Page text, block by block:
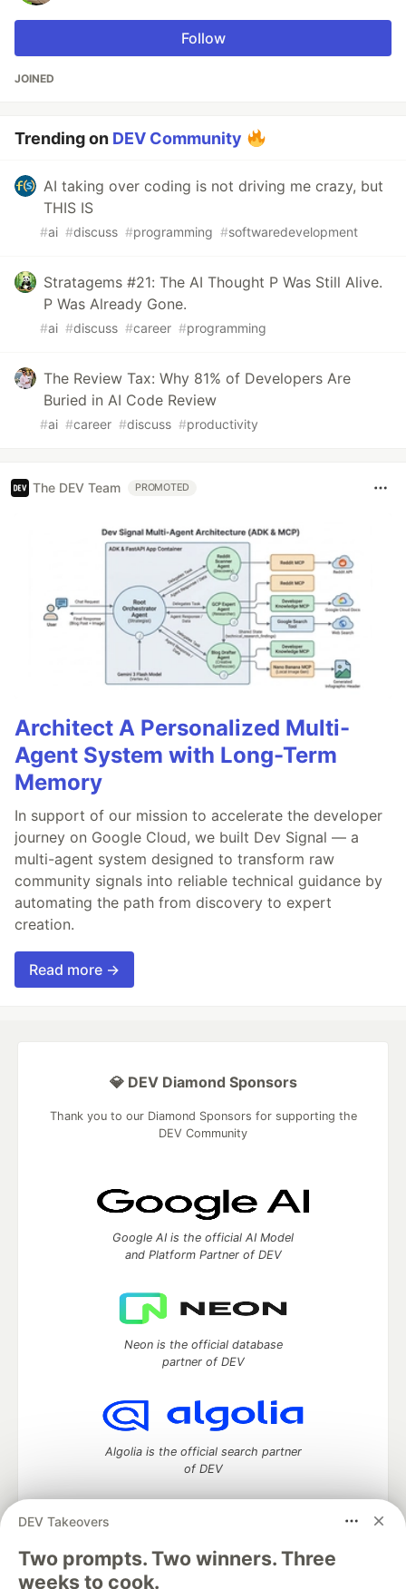
Follow
JOINED
Trending on DEV Community
AI taking over coding is not driving me crazy, but
THIS IS
#ai #discuss #programming #softwaredevelopment
Stratagems #21: The AI Thought P Was Still Alive.
P Was Already Gone.
#ai #discuss #career #programming
The Review Tax: Why 81% of Developers Are
Buried in AI Code Review
#ai #career #discuss #productivity
The DEV Team PROMOTED
Architect A Personalized Multi-
Agent System with Long-Term
Memory
In support of our mission to accelerate the developer
journey on Google Cloud, we built Dev Signal — a
multi-agent system designed to transform raw
community signals into reliable technical guidance by
automating the path from discovery to expert
creation.
Read more →
DEV Takeovers
Two prompts. Two winners. Three
weeks to cook.
💎 DEV Diamond Sponsors
Thank you to our Diamond Sponsors for supporting the
DEV Community
Google AI is the official AI Model
and Platform Partner of DEV
Neon is the official database
partner of DEV
Algolia is the official search partner
of DEV
DEV Community— A space to discuss and keep up software
development and manage your software career